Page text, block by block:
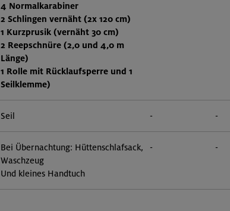
4 Normalkarabiner
2 Schlingen vernäht (2x 120 cm)
1 Kurzprusik (vernäht 30 cm)
2 Reepschnüre (2,0 und 4,0 m
Länge)
1 Rolle mit Rücklaufsperre und 1
Seilklemme)
Seil - -
Bei Übernachtung: Hüttenschlafsack,
Waschzeug
Und kleines Handtuch
- -